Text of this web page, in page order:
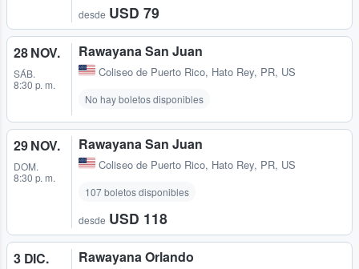
desde USD 79
28 NOV.
SÁB.
8:30 p. m.
Rawayana San Juan
Coliseo de Puerto Rico, Hato Rey, PR, US
No hay boletos disponibles
29 NOV.
DOM.
8:30 p. m.
Rawayana San Juan
Coliseo de Puerto Rico, Hato Rey, PR, US
107 boletos disponibles
desde USD 118
3 DIC. Rawayana Orlando